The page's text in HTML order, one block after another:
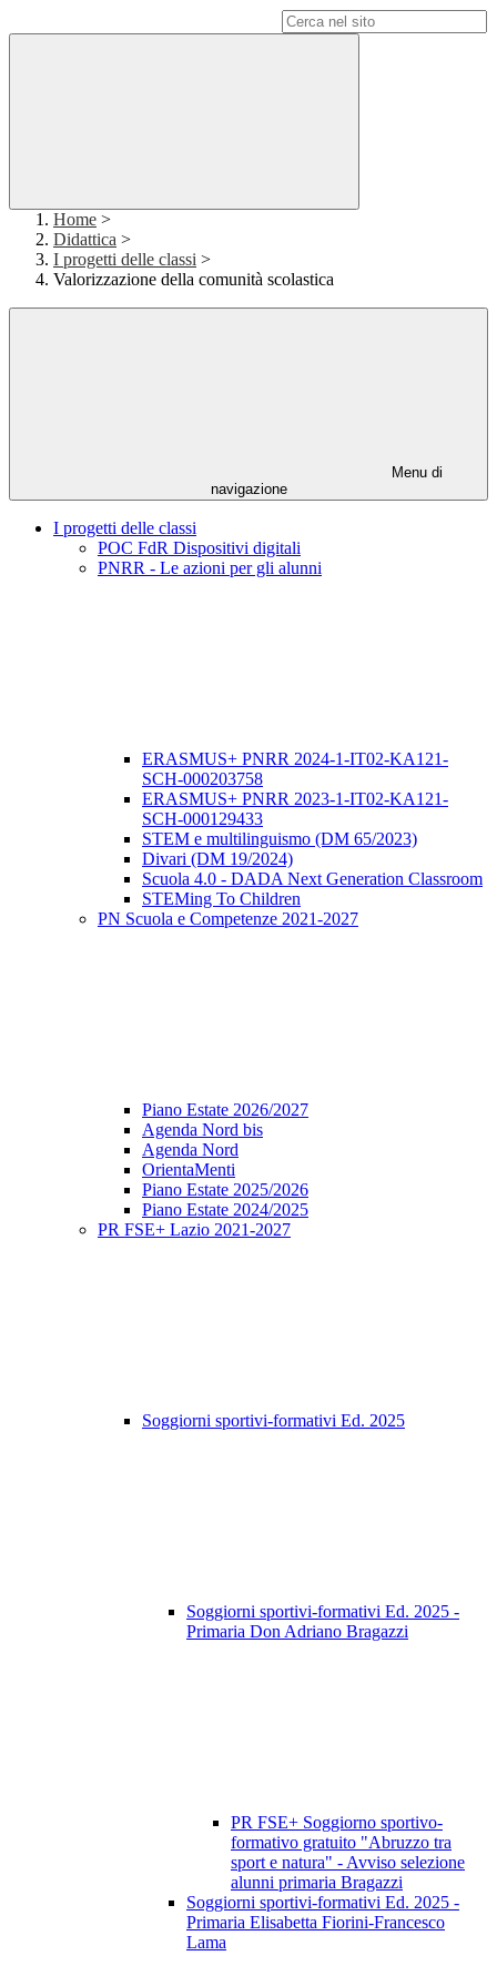
Home >
Didattica >
I progetti delle classi >
Valorizzazione della comunità scolastica
Menu di
navigazione
I progetti delle classi
POC FdR Dispositivi digitali
PNRR - Le azioni per gli alunni
ERASMUS+ PNRR 2024-1-IT02-KA121-
SCH-000203758
ERASMUS+ PNRR 2023-1-IT02-KA121-
SCH-000129433
STEM e multilinguismo (DM 65/2023)
Divari (DM 19/2024)
Scuola 4.0 - DADA Next Generation Classroom
STEMing To Children
PN Scuola e Competenze 2021-2027
Piano Estate 2026/2027
Agenda Nord bis
Agenda Nord
OrientaMenti
Piano Estate 2025/2026
Piano Estate 2024/2025
PR FSE+ Lazio 2021-2027
Soggiorni sportivi-formativi Ed. 2025
Soggiorni sportivi-formativi Ed. 2025 -
Primaria Don Adriano Bragazzi
PR FSE+ Soggiorno sportivo-
formativo gratuito "Abruzzo tra
sport e natura" - Avviso selezione
alunni primaria Bragazzi
Soggiorni sportivi-formativi Ed. 2025 -
Primaria Elisabetta Fiorini-Francesco
Lama